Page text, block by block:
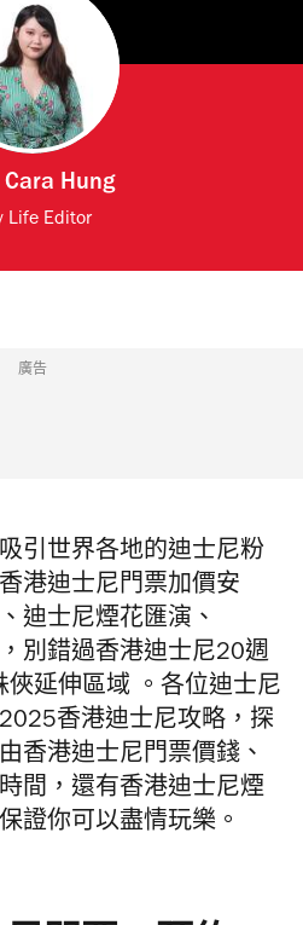
Cara Hung
Life Editor
廣告
引世界各地的迪士尼粉
港迪士尼門票加價安
迪士尼煙花匯演、
，別錯過香港迪士尼20週
俠延伸區域 。各位迪士尼
香港迪士尼攻略，探
香港迪士尼門票價錢、
間，還有香港迪士尼煙
證你可以盡情玩樂。